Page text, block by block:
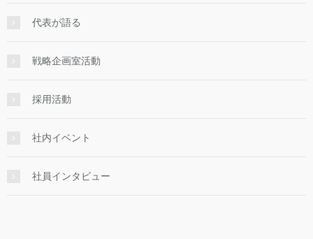
代表が語る
戦略企画室活動
採用活動
社内イベント
社員インタビュー